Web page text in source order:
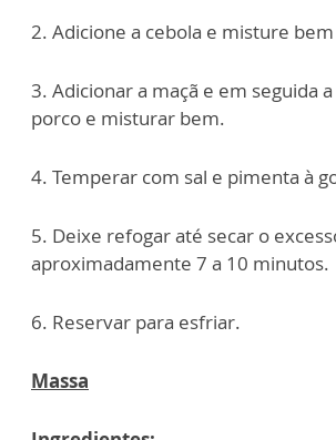
2. Adicione a cebola e misture
3. Adicionar a maçã e em seguida
porco e misturar bem.
4. Temperar com sal e pimenta à
5. Deixe refogar até secar o
aproximadamente 7 a 10 minutos.
6. Reservar para esfriar.
Massa